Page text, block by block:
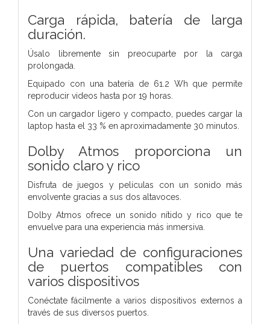
Carga rápida, batería de larga
duración.
Úsalo libremente sin preocuparte por la carga
prolongada.
Equipado con una batería de 61.2 Wh que permite
reproducir videos hasta por 19 horas.
Con un cargador ligero y compacto, puedes cargar la
laptop hasta el 33 % en aproximadamente 30 minutos.
Dolby Atmos proporciona un
sonido claro y rico
Disfruta de juegos y películas con un sonido más
envolvente gracias a sus dos altavoces.
Dolby Atmos ofrece un sonido nítido y rico que te
envuelve para una experiencia más inmersiva.
Una variedad de configuraciones
de puertos compatibles con
varios dispositivos
Conéctate fácilmente a varios dispositivos externos a
través de sus diversos puertos.